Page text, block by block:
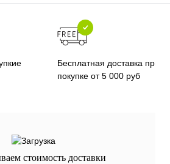
Бесплатная доставка при
покупке от 5 000 руб
стоимость доставки